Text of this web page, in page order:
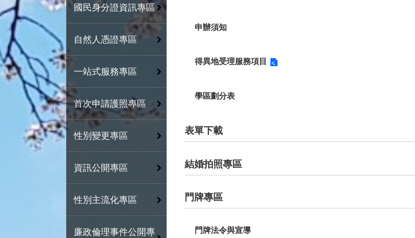
國民身分證資訊專區
自然人憑證專區
一站式服務專區
首次申請護照專區
性別變更專區
資訊公開專區
性別主流化專區
廉政倫理事件公開專
申辦須知
得異地受理服務項目
學區劃分表
表單下載
結婚拍照專區
門牌專區
門牌法令與宣導